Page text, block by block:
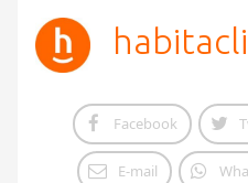
Facebook
E-mail